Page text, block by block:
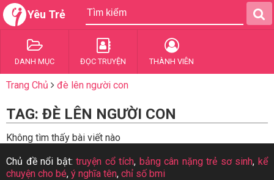
Yêu Trẻ
DANH MỤC ĐỌC TRUYỆN THÀNH VIÊN
Trang Chủ đè lên người con
TAG: ĐÈ LÊN NGƯỜI CON
Không tìm thấy bài viết nào
Chủ đề nổi bật:truyện cổ tích, bảng cân nặng trẻ sơ sinh,kể
chuyện cho bé, ý nghĩa tên, chỉ số bmi